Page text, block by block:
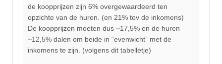
de koopprijzen zijn 6% overgewaardeerd ten
opzichte van de huren. (en 21% tov de inkomens)
De koopprijzen moeten dus ~17,5% en de huren
~12,5% dalen om beide in “evenwicht” met de
inkomens te zijn. (volgens dit tabelletje)